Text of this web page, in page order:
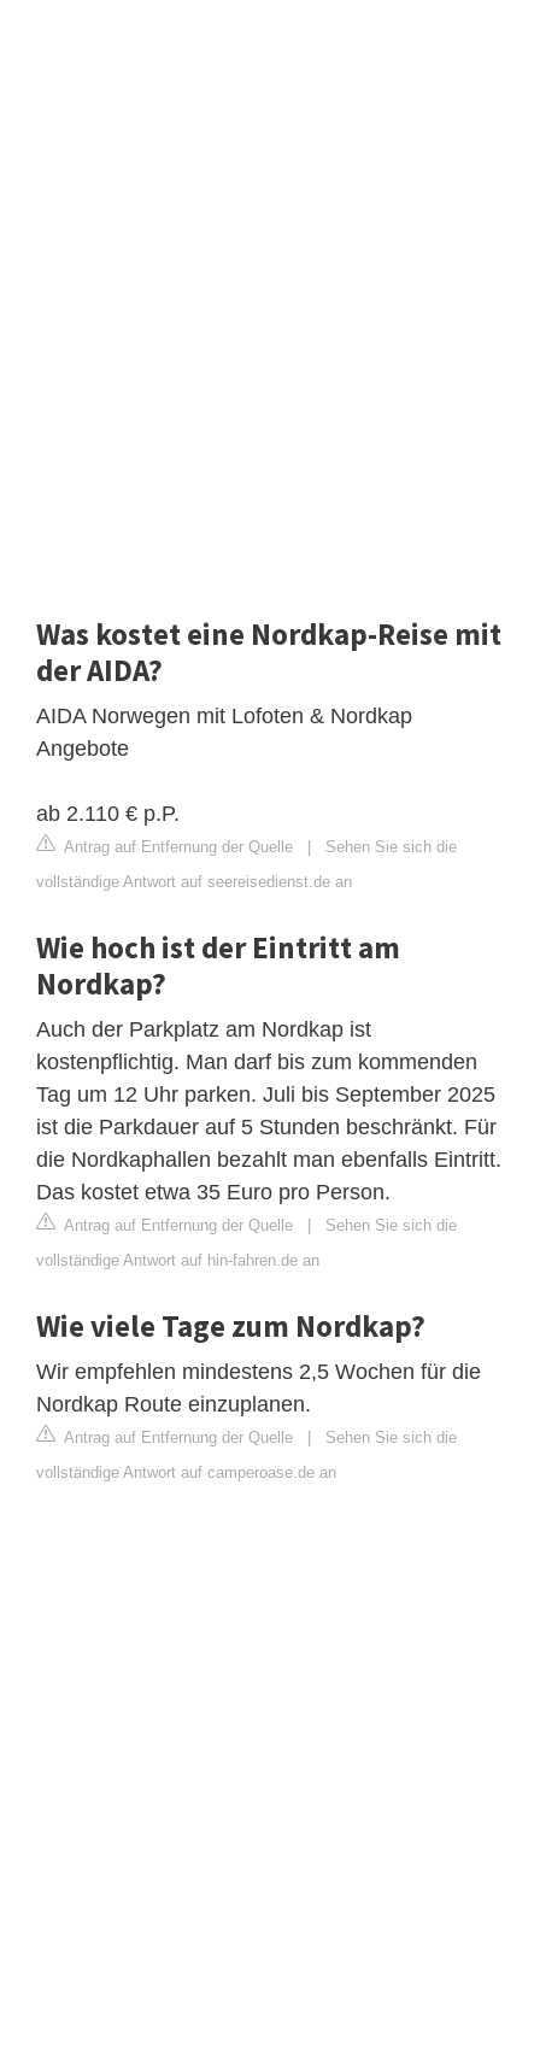
Was kostet eine Nordkap-Reise mit
der AIDA?
AIDA Norwegen mit Lofoten & Nordkap
Angebote
ab 2.110 € p.P.
Antrag auf Entfernung der Quelle | Sehen Sie sich die
vollständige Antwort auf seereisedienst.de an
Wie hoch ist der Eintritt am
Nordkap?
Auch der Parkplatz am Nordkap ist
kostenpflichtig. Man darf bis zum kommenden
Tag um 12 Uhr parken. Juli bis September 2025
ist die Parkdauer auf 5 Stunden beschränkt. Für
die Nordkaphallen bezahlt man ebenfalls Eintritt.
Das kostet etwa 35 Euro pro Person.
Antrag auf Entfernung der Quelle | Sehen Sie sich die
vollständige Antwort auf hin-fahren.de an
Wie viele Tage zum Nordkap?
Wir empfehlen mindestens 2,5 Wochen für die
Nordkap Route einzuplanen.
Antrag auf Entfernung der Quelle | Sehen Sie sich die
vollständige Antwort auf camperoase.de an